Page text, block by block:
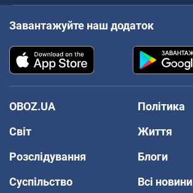
Завантажуйте наш додаток
OBOZ.UA
Політика
Світ
Життя
Розслідування
Блоги
Суспільство
Всі новини